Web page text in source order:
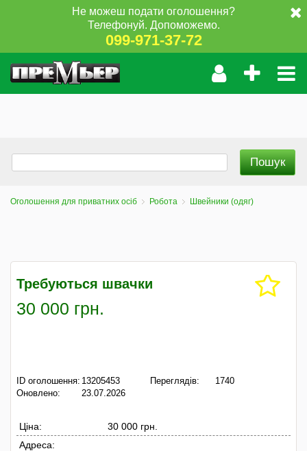
Не можеш подати оголошення?
Телефонуй. Допоможемо.
099-971-37-72
Оголошення для приватних осіб Робота Швейники (одяг)
Требуються швачки
30 000 грн.
ID оголошення: 13205453
Оновлено:
23.07.2026
Переглядів: 1740
Ціна:
30 000 грн.
Адреса: